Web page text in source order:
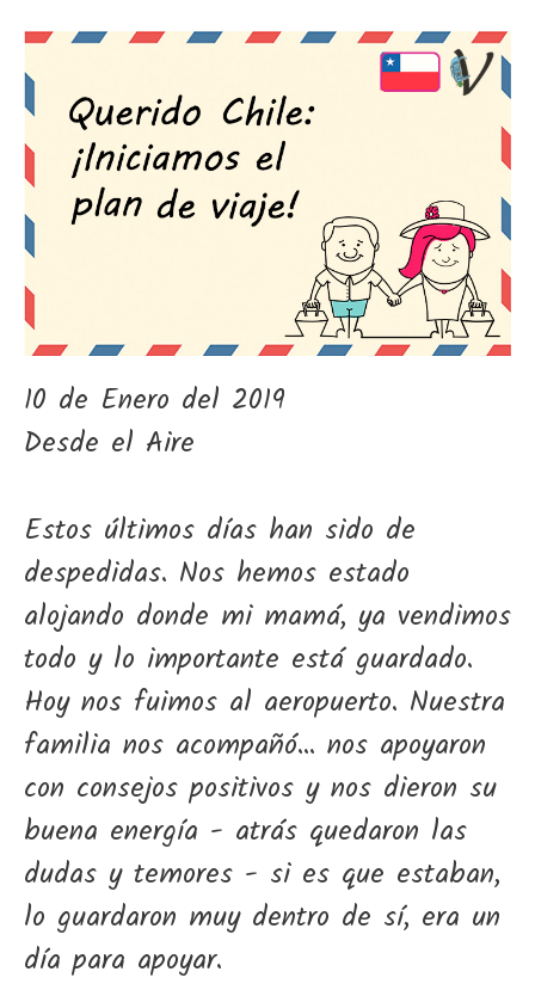
10 de Enero del 2019
Desde el Aire
Estos últimos días han sido de
despedidas. Nos hemos estado
alojando donde mi mamá, ya vendimos
todo y lo importante está guardado.
Hoy nos fuimos al aeropuerto. Nuestra
familia nos acompañó... nos apoyaron
con consejos positivos y nos dieron su
buena energía - atrás quedaron las
dudas y temores - si es que estaban,
lo guardaron muy dentro de sí, era un
día para apoyar.